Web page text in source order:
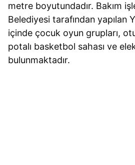
metre boyutundadır. Bakım
Belediyesi tarafından yapılan
içinde çocuk oyun grupları,
potalı basketbol sahası ve
bulunmaktadır.